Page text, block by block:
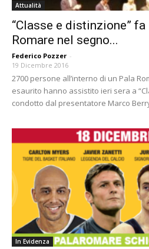
Attualità
“Classe e distinzione”
Romare nel segno...
Federico Pozzer -
19 Dicembre 2016
2700 persone all’interno di un Pala
esaurito hanno assistito ieri sera a
condotto dal presentatore Marco
In Evidenza